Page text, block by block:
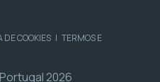
DE COOKIES | TERMOS E
2026